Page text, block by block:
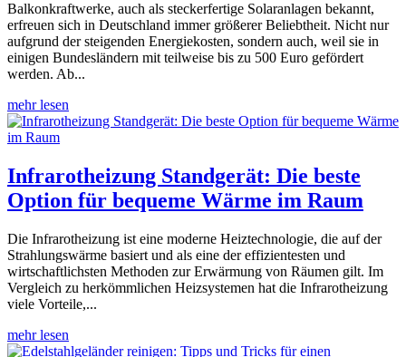
Balkonkraftwerke, auch als steckerfertige Solaranlagen bekannt,
erfreuen sich in Deutschland immer größerer Beliebtheit. Nicht nur
aufgrund der steigenden Energiekosten, sondern auch, weil sie in
einigen Bundesländern mit teilweise bis zu 500 Euro gefördert
werden. Ab...
mehr lesen
Infrarotheizung Standgerät: Die beste
Option für bequeme Wärme im Raum
Die Infrarotheizung ist eine moderne Heiztechnologie, die auf der
Strahlungswärme basiert und als eine der effizientesten und
wirtschaftlichsten Methoden zur Erwärmung von Räumen gilt. Im
Vergleich zu herkömmlichen Heizsystemen hat die Infrarotheizung
viele Vorteile,...
mehr lesen